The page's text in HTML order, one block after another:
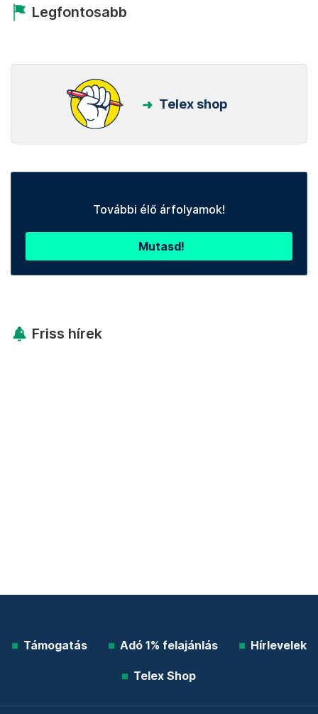
Legfontosabb
Telex shop
További élő árfolyamok!
Mutasd!
Friss hírek
Támogatás Adó 1% felajánlás Hírlevelek
Telex Shop